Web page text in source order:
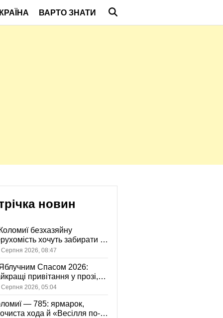
ВАРТО ЗНАТИ
новин
безхазяйну
хочуть забирати у
громади: що це
Серпня 2026, 08:47
Спасом 2026:
привітання у прозі,
та картинках
Серпня 2026, 05:04
— 785: ярмарок,
хода й «Весілля по-